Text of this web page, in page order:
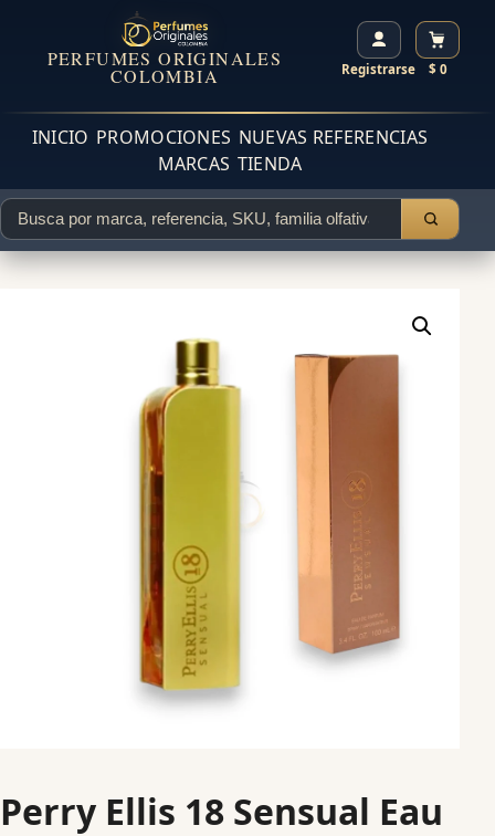
PERFUMES ORIGINALES
COLOMBIA Registrarse $ 0
INICIO PROMOCIONES NUEVAS REFERENCIAS
MARCAS TIENDA
Perry Ellis 18 Sensual Eau